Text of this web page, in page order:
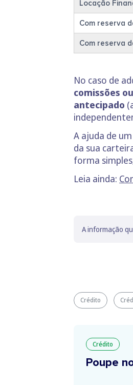
Locação
Com reserva
Com reserva
No caso de
comissões
antecipado
A ajuda de
da sua
forma
Leia ainda:
A informação
Crédito
Crédito
Poupe